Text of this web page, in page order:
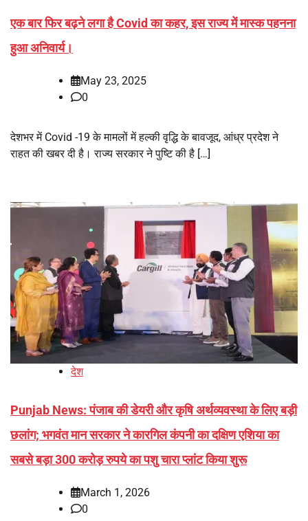
एक बार फिर बढ़ने लगा है Covid का कहर, इस राज्य में मास्क पहनना
हुआ अनिवार्य।
May 23, 2025
0
देशभर में Covid -19 के मामलों में हल्की वृद्धि के बावजूद, आंध्र प्रदेश ने
राहत की खबर दी है। राज्य सरकार ने पुष्टि की है […]
देश
Punjab News: पंजाब की डेयरी और कृषि अर्थव्यवस्था के लिए बड़ी
छलांग; भगवंत मान सरकार ने कारगिल कंपनी का दक्षिण एशिया का
सबसे बड़ा 300 करोड़ रुपये का पशु चारा प्लांट किया शुरू
March 1, 2026
0